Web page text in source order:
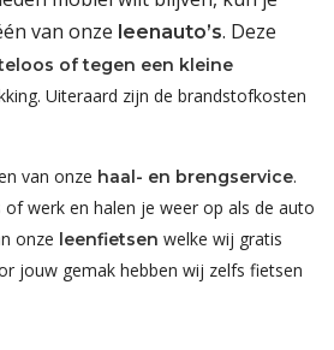
van onze leenauto’s. Deze
of tegen een kleine
Uiteraard zijn de brandstofkosten
van onze haal- en brengservice.
werk en halen je weer op als de auto
onze leenfietsen welke wij gratis
jouw gemak hebben wij zelfs fietsen